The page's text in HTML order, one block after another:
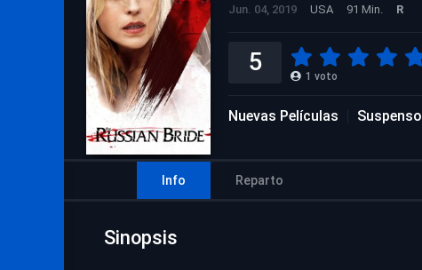
Jun. 04, 2019 USA 91 Min. R
5 1 voto
Nuevas Películas Suspenso
Info Reparto
Sinopsis